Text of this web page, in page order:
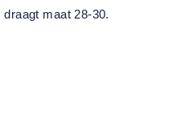
maat 28-30.